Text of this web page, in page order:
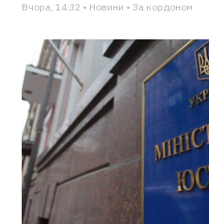
Вчора, 14:32 • Новини • За кордоном